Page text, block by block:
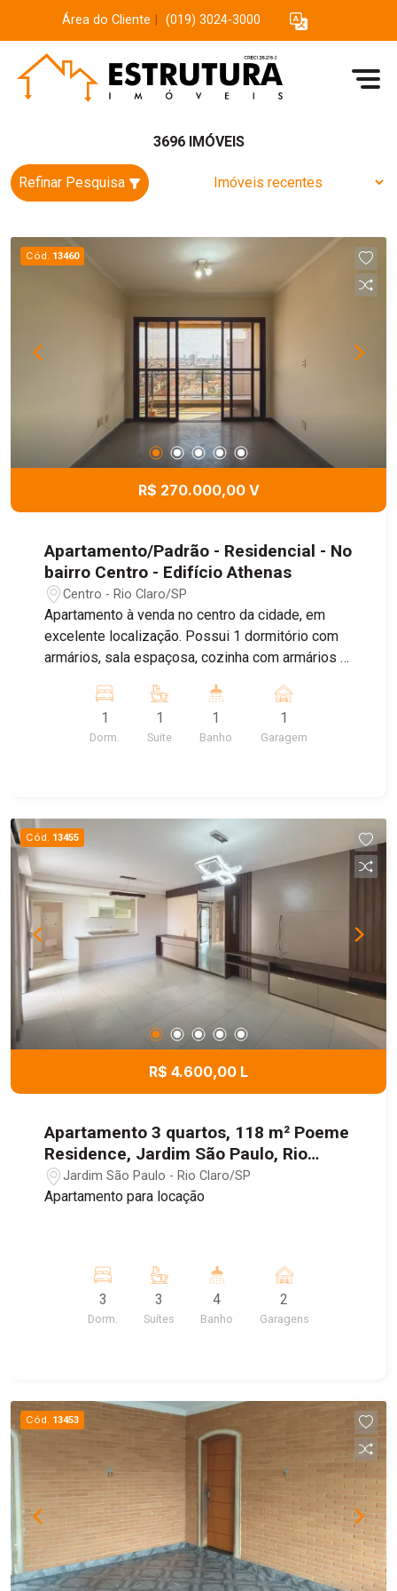
Área do Cliente (019) 3024-3000
3696 IMÓVEIS
Refinar Pesquisa
Cód. 13460
R$ 270.000,00 V
Apartamento/Padrão - Residencial - No
bairro Centro - Edifício Athenas
Centro - Rio Claro/SP
Apartamento à venda no centro da cidade, em
excelente localização. Possui 1 dormitório com
armários, sala espaçosa, cozinha com armários e
quem busca praticidade, conforto e fácil acesso
ao comércio e serviços. Agende sua visita!
1
Dorm.
1
Suite
1
Banho
1
Garagem
Cód. 13455
R$ 4.600,00 L
Apartamento 3 quartos, 118 m² Poeme
Residence, Jardim São Paulo, Rio
Claro/SP
Jardim São Paulo - Rio Claro/SP
Apartamento para locação
3
Dorm.
3
Suítes
4
Banho
2
Garagens
Cód. 13453